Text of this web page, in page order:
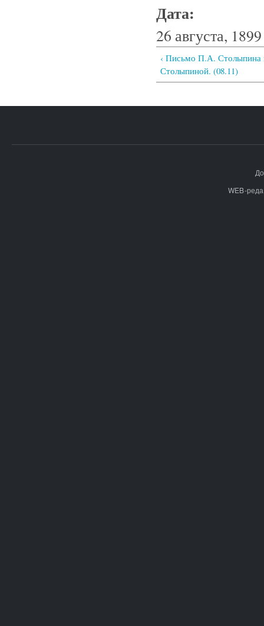
Дата:
26 августа,
‹ Письмо П.А.
Столыпиной. (08.11)
WEB-